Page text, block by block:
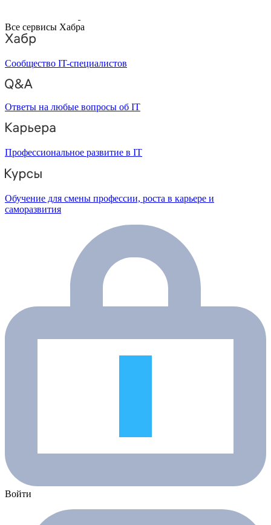
Все сервисы Хабра
Сообщество IT-специалистов
Ответы на любые вопросы об IT
Профессиональное развитие в IT
Обучение для смены профессии, роста в карьере и
саморазвития
Войти